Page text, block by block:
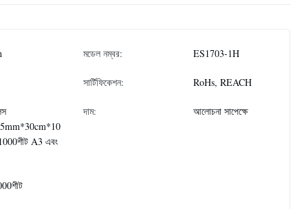
মডেল নম্বর: ES1703-1H
সার্টিফিকেশন: RoHs, REACH
A3 এবং
দাম: আলোচনা সাপেক্ষে